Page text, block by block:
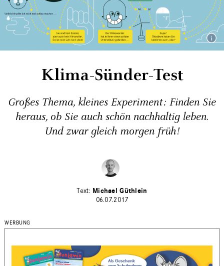
Klima-Sünder-Test
Großes Thema, kleines Experiment: Finden Sie
heraus, ob Sie auch schön nachhaltig leben.
Und zwar gleich morgen früh!
Michael Güthlein
06.07.2017